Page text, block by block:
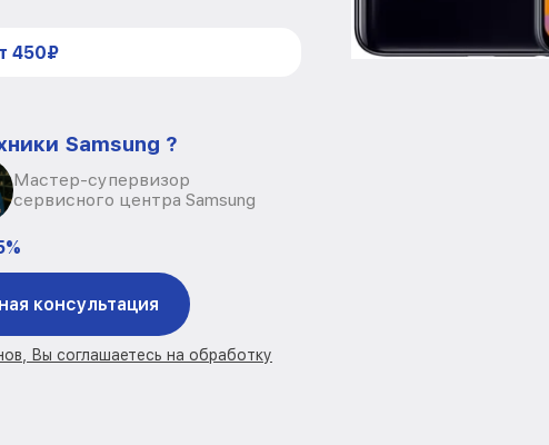
450₽
Samsung ?
Мастер-супервизор
сервисного центра Samsung
консультация
Вы соглашаетесь на обработку